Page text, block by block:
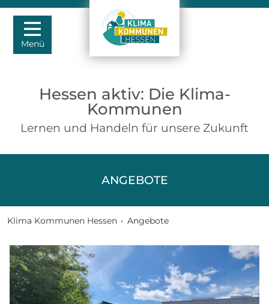
Menü
Hessen aktiv: Die Klima-
Kommunen
Lernen und Handeln für unsere Zukunft
ANGEBOTE
Klima Kommunen Hessen • Angebote